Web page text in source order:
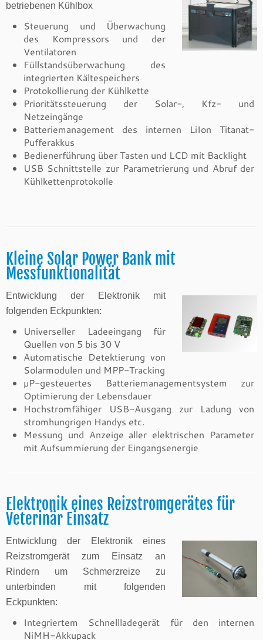
betriebenen Kühlbox
Steuerung und Überwachung
des Kompressors und der
Ventilatoren
Füllstandsüberwachung des
integrierten Kältespeichers
Protokollierung der Kühlkette
Prioritätssteuerung der Solar-, Kfz- und
Netzeingänge
Batteriemanagement des internen LiIon Titanat-
Pufferakkus
Bedienerführung über Tasten und LCD mit Backlight
USB Schnittstelle zur Parametrierung und Abruf der
Kühlkettenprotokolle
Kleine Solar Power Bank mit
Messfunktionalität
Entwicklung der Elektronik mit
folgenden Eckpunkten:
Universeller Ladeeingang für
Quellen von 5 bis 30 V
Automatische Detektierung von
Solarmodulen und MPP-Tracking
µP-gesteuertes Batteriemanagementsystem zur
Optimierung der Lebensdauer
Hochstromfähiger USB-Ausgang zur Ladung von
stromhungrigen Handys etc.
Messung und Anzeige aller elektrischen Parameter
mit Aufsummierung der Eingangsenergie
Elektronik eines Reizstromgerätes für
Veterinär Einsatz
Entwicklung der Elektronik eines
Reizstromgerät zum Einsatz an
Rindern um Schmerzreize zu
unterbinden mit folgenden
Eckpunkten:
Integriertem Schnellladegerät für den internen
NiMH-Akkupack